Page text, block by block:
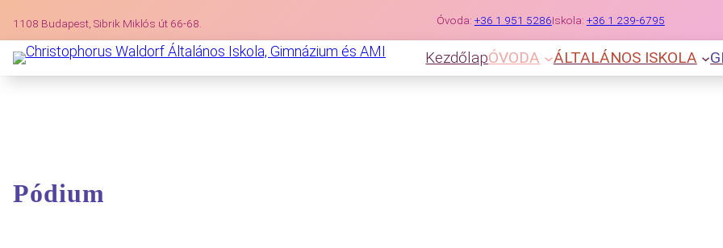
tartalomhoz
1108 Budapest, Sibrik Miklós út 66-68. Óvoda: +36 1 951 5286Iskola: +36 1 239-6795
KezdőlapÓVODA ÁLTALÁNOS ISKOLA
Pódium